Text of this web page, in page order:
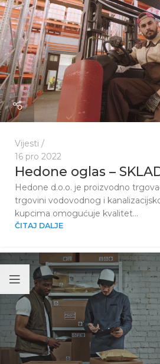
Vijesti
16 pro 2022
Hedone oglas –
Hedone d.o.o. je proizvodno
trgovini vodovodnog i
kupcima omogućuje kvalitet...
ČITAJ DALJE